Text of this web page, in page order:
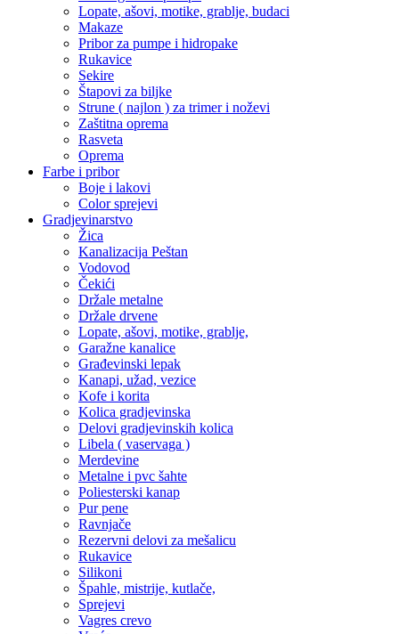
Lopate, ašovi, motike, grablje, budaci
Makaze
Pribor za pumpe i hidropake
Rukavice
Sekire
Štapovi za biljke
Strune ( najlon ) za trimer i noževi
Zaštitna oprema
Rasveta
Oprema
Farbe i pribor
Boje i lakovi
Color sprejevi
Gradjevinarstvo
Žica
Kanalizacija Peštan
Vodovod
Čekići
Držale metalne
Držale drvene
Lopate, ašovi, motike, grablje,
Garažne kanalice
Građevinski lepak
Kanapi, užad, vezice
Kofe i korita
Kolica gradjevinska
Delovi gradjevinskih kolica
Libela ( vaservaga )
Merdevine
Metalne i pvc šahte
Poliesterski kanap
Pur pene
Ravnjače
Rezervni delovi za mešalicu
Rukavice
Silikoni
Špahle, mistrije, kutlače,
Sprejevi
Vagres crevo